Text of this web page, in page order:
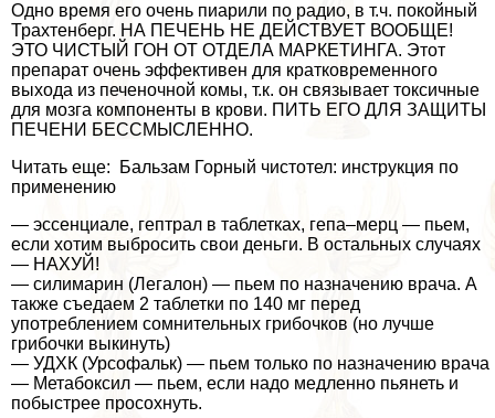
Одно время его очень пиарили по радио, в т.ч. покойный
Трахтенберг. НА ПЕЧЕНЬ НЕ ДЕЙСТВУЕТ ВООБЩЕ!
ЭТО ЧИСТЫЙ ГОН ОТ ОТДЕЛА МАРКЕТИНГА. Этот
препарат очень эффективен для кратковременного
выхода из печеночной комы, т.к. он связывает токсичные
для мозга компоненты в крови. ПИТЬ ЕГО ДЛЯ ЗАЩИТЫ
ПЕЧЕНИ БЕССМЫСЛЕННО.
Читать еще: Бальзам Горный чистотел: инструкция по
применению
— эссенциале, гептрал в таблетках, гепа–мерц — пьем,
если хотим выбросить свои деньги. В остальных случаях
— НАХУЙ!
— силимарин (Легалон) — пьем по назначению врача. А
также съедаем 2 таблетки по 140 мг перед
употрeблением сомнительных грибочков (но лучше
грибочки выкинуть)
— УДХК (Урсофальк) — пьем только по назначению врача
— Метабоксил — пьем, если надо медленно пьянеть и
побыстрее просохнуть.